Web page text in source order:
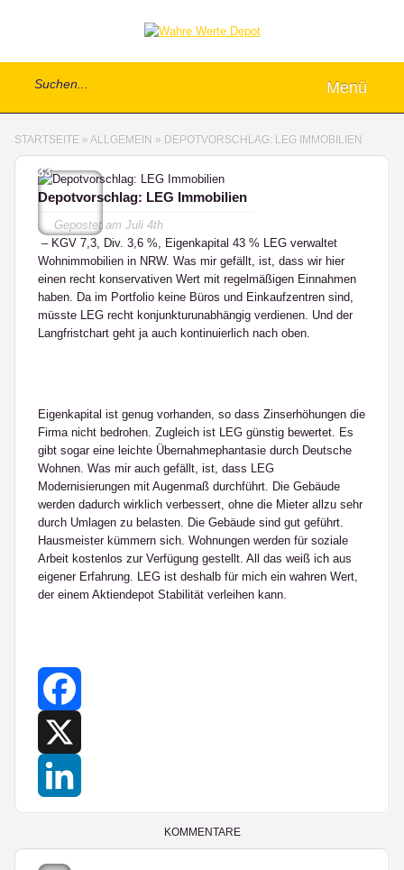
Menü
STARTSEITE » ALLGEMEIN » DEPOTVORSCHLAG: LEG IMMOBILIEN
33
Depotvorschlag: LEG Immobilien
Gepostet am Juli 4th
– KGV 7,3, Div. 3,6 %, Eigenkapital 43 % LEG verwaltet
Wohnimmobilien in NRW. Was mir gefällt, ist, dass wir hier
einen recht konservativen Wert mit regelmäßigen Einnahmen
haben. Da im Portfolio keine Büros und Einkaufzentren sind,
müsste LEG recht konjunkturunabhängig verdienen. Und der
Langfristchart geht ja auch kontinuierlich nach oben.
Eigenkapital ist genug vorhanden, so dass Zinserhöhungen die
Firma nicht bedrohen. Zugleich ist LEG günstig bewertet. Es
gibt sogar eine leichte Übernahmephantasie durch Deutsche
Wohnen. Was mir auch gefällt, ist, dass LEG
Modernisierungen mit Augenmaß durchführt. Die Gebäude
werden dadurch wirklich verbessert, ohne die Mieter allzu sehr
durch Umlagen zu belasten. Die Gebäude sind gut geführt.
Hausmeister kümmern sich. Wohnungen werden für soziale
Arbeit kostenlos zur Verfügung gestellt. All das weiß ich aus
eigener Erfahrung. LEG ist deshalb für mich ein wahren Wert,
der einem Aktiendepot Stabilität verleihen kann.
Facebook
KOMMENTARE